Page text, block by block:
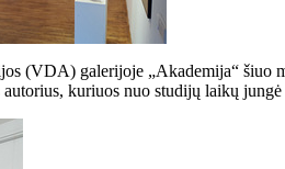
(VDA) galerijoje „Akademija“ šiuo
kuriuos nuo studijų laikų